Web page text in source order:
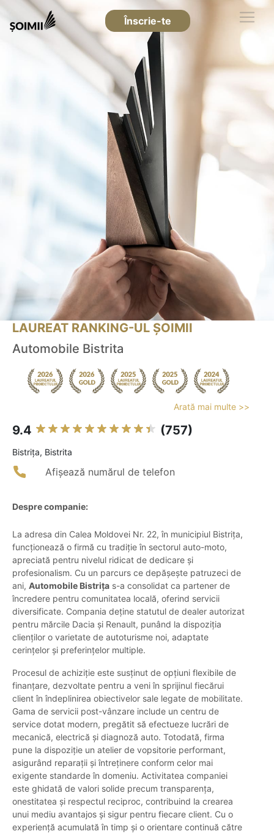
Înscrie-te
LAUREAT RANKING-UL ȘOIMII
Automobile Bistrita
Arată mai multe >>
9.4 (757)
Bistriţa, Bistrita
Afișează numărul de telefon
Despre companie:
La adresa din Calea Moldovei Nr. 22, în municipiul Bistrița,
funcționează o firmă cu tradiție în sectorul auto-moto,
apreciată pentru nivelul ridicat de dedicare și
profesionalism. Cu un parcurs ce depășește patruzeci de
ani, Automobile Bistrița s-a consolidat ca partener de
încredere pentru comunitatea locală, oferind servicii
diversificate. Compania deține statutul de dealer autorizat
pentru mărcile Dacia și Renault, punând la dispoziția
clienților o varietate de autoturisme noi, adaptate
cerințelor și preferințelor multiple.
Procesul de achiziție este susținut de opțiuni flexibile de
finanțare, dezvoltate pentru a veni în sprijinul fiecărui
client în îndeplinirea obiectivelor sale legate de mobilitate.
Gama de servicii post-vânzare include un centru de
service dotat modern, pregătit să efectueze lucrări de
mecanică, electrică și diagnoză auto. Totodată, firma
pune la dispoziție un atelier de vopsitorie performant,
asigurând reparații și întreținere conform celor mai
exigente standarde în domeniu. Activitatea companiei
este ghidată de valori solide precum transparența,
onestitatea și respectul reciproc, contribuind la crearea
unui mediu avantajos și sigur pentru fiecare client. Cu o
experiență acumulată în timp și o orientare continuă către